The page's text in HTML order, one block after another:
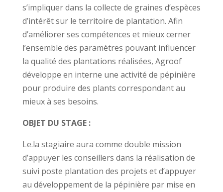
s’impliquer dans la collecte de graines d’espèces
d’intérêt sur le territoire de plantation. Afin
d’améliorer ses compétences et mieux cerner
l’ensemble des paramètres pouvant influencer
la qualité des plantations réalisées, Agroof
développe en interne une activité de pépinière
pour produire des plants correspondant au
mieux à ses besoins.
OBJET DU STAGE :
Le.la stagiaire aura comme double mission
d’appuyer les conseillers dans la réalisation de
suivi poste plantation des projets et d’appuyer
au développement de la pépinière par mise en